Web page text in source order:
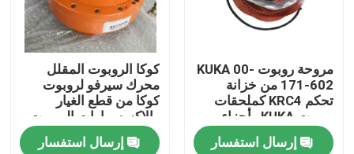
جولة في المعمل
رقابة جودة
Hand gripper work for
UR cobot pneumatic
gripper
مروحة روبوت KUKA 00-
171-602 من خزانة
تحكم KRC4 كملحقات
روبوت KUKA وأجزاء
روبوت
إرسال استفسار
كوكا الروبوت المقلل
محرك سيرفو لروبوت
كوكا من قطع الغيار
والاكسسوارات الروبوت
إرسال استفسار